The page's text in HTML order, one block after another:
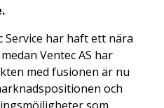
Service har haft ett nära
Ventec AS har
med fusionen är nu
och